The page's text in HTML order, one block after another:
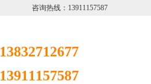
咨询热线：13911157587
13832712677
13911157587